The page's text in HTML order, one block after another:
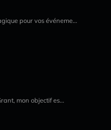
pour vos événeme...
mon objectif es...